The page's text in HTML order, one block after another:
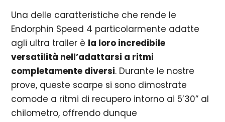
Una delle caratteristiche che rende le
Endorphin Speed 4 particolarmente adatte
agli ultra trailer è la loro incredibile
versatilità nell’adattarsi a ritmi
completamente diversi. Durante le nostre
prove, queste scarpe si sono dimostrate
comode a ritmi di recupero intorno ai 5’30” al
chilometro, offrendo dunque